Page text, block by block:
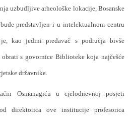
uzbudljive arheološke lokacije, Bosanske
predstavljen i u intelektualnom centru
kao jedini predavač s područja bivše
s govornice Biblioteke koja najčešće
državnike.
Osmanagiću u cjelodnevnoj posjeti
ove institucije profesorica